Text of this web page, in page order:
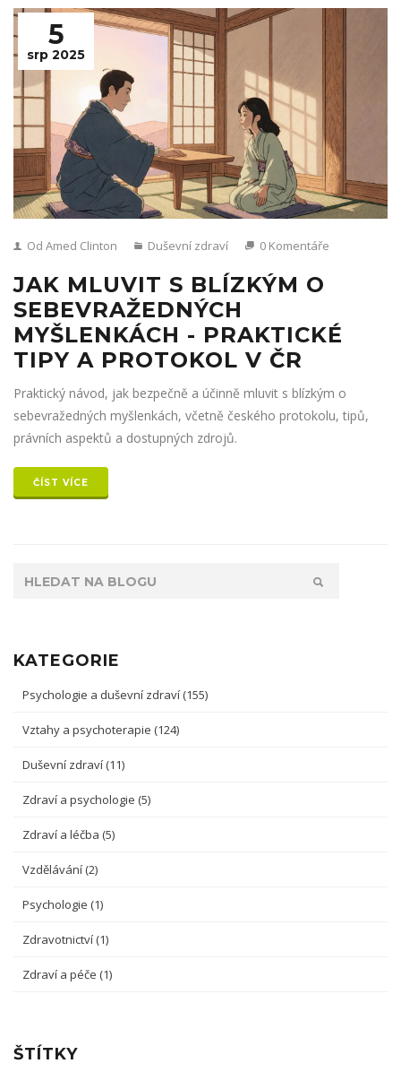
5
srp 2025
Od Amed Clinton Duševní zdraví 0 Komentáře
JAK MLUVIT S BLÍZKÝM O
SEBEVRAŽEDNÝCH
MYŠLENKÁCH - PRAKTICKÉ
TIPY A PROTOKOL V ČR
Praktický návod, jak bezpečně a účinně mluvit s blízkým o
sebevražedných myšlenkách, včetně českého protokolu, tipů,
právních aspektů a dostupných zdrojů.
ČÍST VÍCE
KATEGORIE
Psychologie a duševní zdraví (155)
Vztahy a psychoterapie (124)
Duševní zdraví (11)
Zdraví a psychologie (5)
Zdraví a léčba (5)
Vzdělávání (2)
Psychologie (1)
Zdravotnictví (1)
Zdraví a péče (1)
ŠTÍTKY